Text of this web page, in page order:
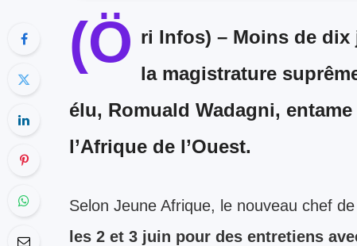
(Ö ri Infos) – Moins de dix
la magistrature
élu, Romuald Wadagni,
l’Afrique de l’Ouest.
Selon Jeune Afrique, le nouveau chef
les 2 et 3 juin pour des entretiens